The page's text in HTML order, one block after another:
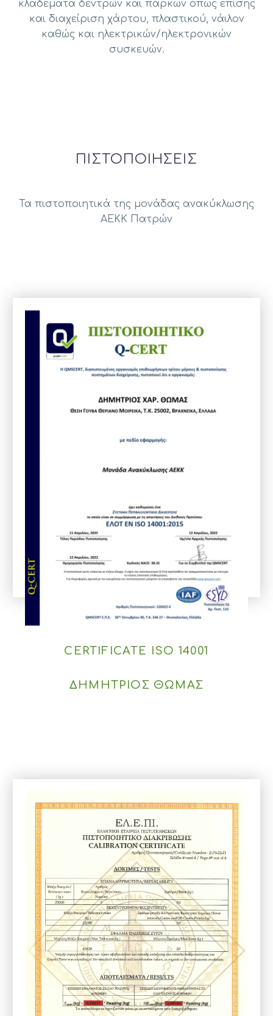
κλαδέματα δέντρων και πάρκων όπως επίσης
και διαχείριση χάρτου, πλαστικού, νάιλον
καθώς και ηλεκτρικών/ηλεκτρονικών
συσκευών.
ΠΙΣΤΟΠΟΙΗΣΕΙΣ
Τα πιστοποιητικά της μονάδας ανακύκλωσης
ΑΕΚΚ Πατρών
CERTIFICATE ISO 14001
ΔΗΜΗΤΡΙΟΣ ΘΩΜΑΣ